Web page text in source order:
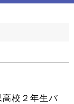
校２年生バ